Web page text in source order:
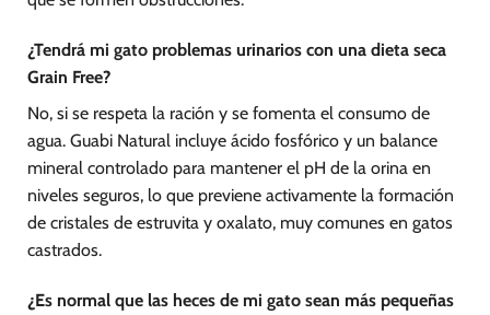
¿Tendrá mi gato problemas urinarios con una dieta seca
Grain Free?
No, si se respeta la ración y se fomenta el consumo de
agua. Guabi Natural incluye ácido fosfórico y un balance
mineral controlado para mantener el pH de la orina en
niveles seguros, lo que previene activamente la formación
de cristales de estruvita y oxalato, muy comunes en gatos
castrados.
¿Es normal que las heces de mi gato sean más pequeñas